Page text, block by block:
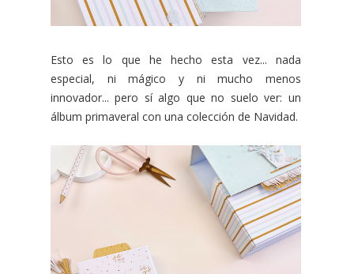
Esto es lo que he hecho esta vez... nada
especial, ni mágico y ni mucho menos
innovador... pero sí algo que no suelo ver: un
álbum primaveral con una colección de Navidad.